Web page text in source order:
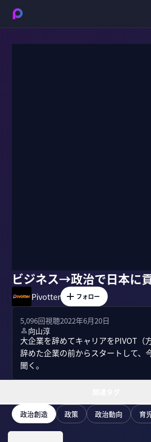
ビジネス→政治で日本に
Pivotter フォロー
5,096回視聴2022年6月20日
向山淳
大企業を辞めてキャリアをPIVOT（
辞めた企業の前からスタートして、
聞く。
政治創造 政策 政治動向 育